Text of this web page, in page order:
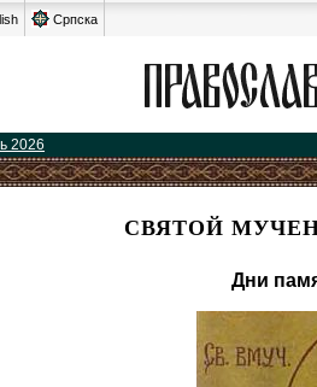
Српска
2026
СВЯТОЙ
Дни